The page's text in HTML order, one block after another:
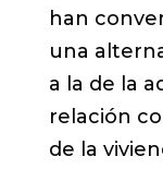
han
una
a la de la
relación
de la